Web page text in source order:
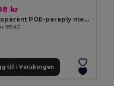
kr
Transparent POE-paraply med automatisk öppning
99143
till i Varukorgen